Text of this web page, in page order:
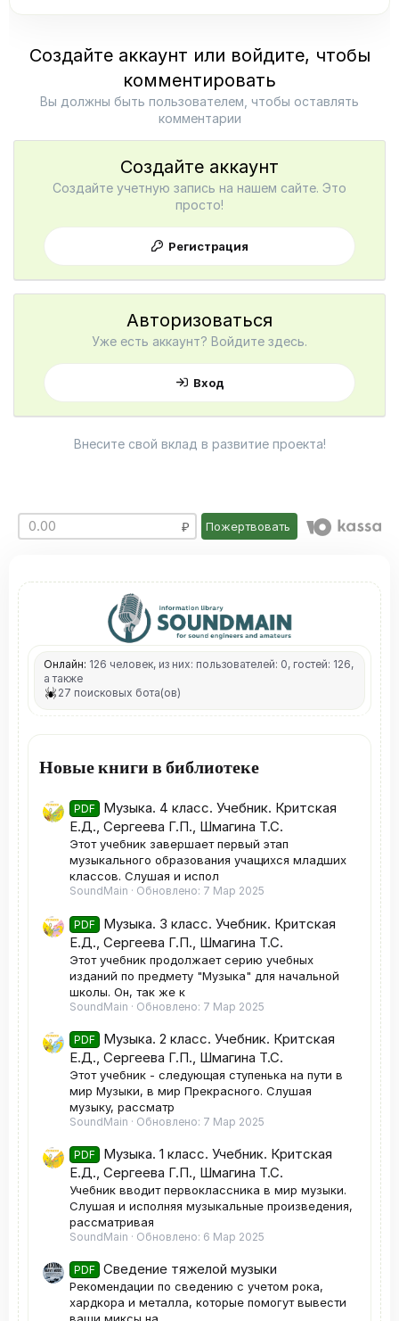
Создайте аккаунт или войдите, чтобы
комментировать
Вы должны быть пользователем, чтобы оставлять
комментарии
Создайте аккаунт
Создайте учетную запись на нашем сайте. Это
просто!
Регистрация
Авторизоваться
Уже есть аккаунт? Войдите здесь.
Вход
Внесите свой вклад в развитие проекта!
Пожертвовать
Онлайн: 126 человек, из них: пользователей: 0, гостей: 126,
а также
27 поисковых бота(ов)
Новые книги в библиотеке
PDF
Музыка. 4 класс. Учебник. Критская
Е.Д., Сергеева Г.П., Шмагина Т.С.
Этот учебник завершает первый этап
музыкального образования учащихся младших
классов. Слушая и испол
SoundMain Обновлено: 7 Мар 2025
PDF
Музыка. 3 класс. Учебник. Критская
Е.Д., Сергеева Г.П., Шмагина Т.С.
Этот учебник продолжает серию учебных
изданий по предмету "Музыка" для начальной
школы. Он, так же к
SoundMain Обновлено: 7 Мар 2025
PDF
Музыка. 2 класс. Учебник. Критская
Е.Д., Сергеева Г.П., Шмагина Т.С.
Этот учебник - следующая ступенька на пути в
мир Музыки, в мир Прекрасного. Слушая
музыку, рассматр
SoundMain Обновлено: 7 Мар 2025
PDF
Музыка. 1 класс. Учебник. Критская
Е.Д., Сергеева Г.П., Шмагина Т.С.
Учебник вводит первоклассника в мир музыки.
Слушая и исполняя музыкальные произведения,
рассматривая
SoundMain Обновлено: 6 Мар 2025
PDF Сведение тяжелой музыки
Рекомендации по сведению с учетом рока,
хардкора и металла, которые помогут вывести